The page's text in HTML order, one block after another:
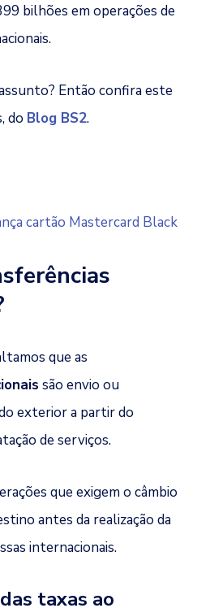
bilhões em operações de
Então confira este
do Blog BS2.
cartão Mastercard Black
que as
são envio ou
exterior a partir do
de serviços.
que exigem o câmbio
antes da realização da
internacionais.
taxas ao